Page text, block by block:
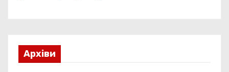
Архіви